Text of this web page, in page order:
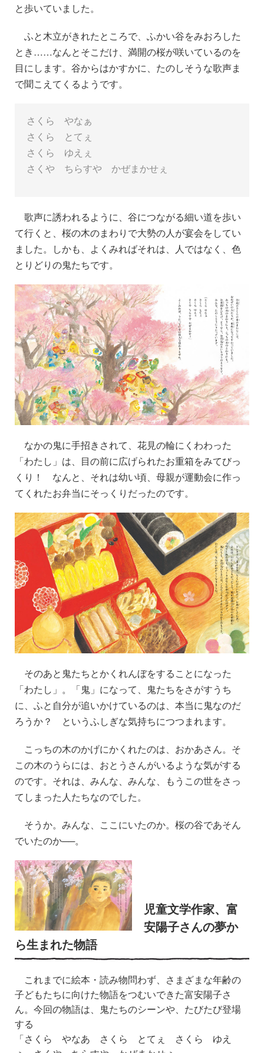
と歩いていました。
ふと木立がきれたところで、ふかい谷をみおろした
とき……なんとそこだけ、満開の桜が咲いているのを
目にします。谷からはかすかに、たのしそうな歌声ま
で聞こえてくるようです。
さくら やなぁ
さくら とてぇ
さくら ゆえぇ
さくや ちらすや かぜまかせぇ
歌声に誘われるように、谷につながる細い道を歩い
て行くと、桜の木のまわりで大勢の人が宴会をしてい
ました。しかも、よくみればそれは、人ではなく、色
とりどりの鬼たちです。
なかの鬼に手招きされて、花見の輪にくわわった
「わたし」は、目の前に広げられたお重箱をみてびっ
くり！ なんと、それは幼い頃、母親が運動会に作っ
てくれたお弁当にそっくりだったのです。
そのあと鬼たちとかくれんぼをすることになった
「わたし」。「鬼」になって、鬼たちをさがすうち
に、ふと自分が追いかけているのは、本当に鬼なのだ
ろうか？ というふしぎな気持ちにつつまれます。
こっちの木のかげにかくれたのは、おかあさん。そ
この木のうらには、おとうさんがいるような気がする
のです。それは、みんな、みんな、もうこの世をさっ
てしまった人たちなのでした。
そうか。みんな、ここにいたのか。桜の谷であそん
でいたのか──。
児童文学作家、富
安陽子さんの夢か
ら生まれた物語
これまでに絵本・読み物問わず、さまざまな年齢の
子どもたちに向けた物語をつむいできた富安陽子さ
ん。今回の物語は、鬼たちのシーンや、たびたび登場
する
「さくら やなあ さくら とてぇ さくら ゆえ